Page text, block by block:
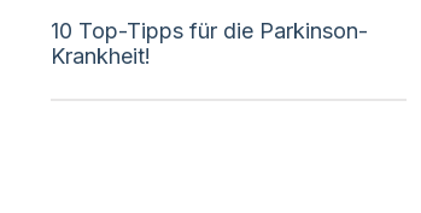
10 Top-Tipps für die Parkinson-
Krankheit!